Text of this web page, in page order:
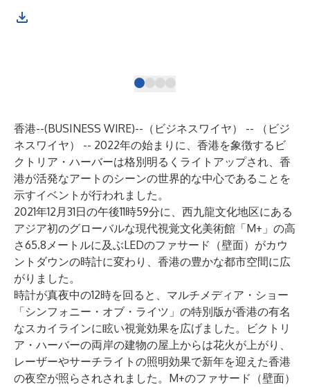
香港--(BUSINESS WIRE)-- （ビジネスワイヤ） -- （ビジ
ネスワイヤ） -- 2022年の始まりに、香港を象徴するビ
クトリア・ハーバーは格別明るくライトアップされ、香
港が活発なアートのシーンの世界的な中心であることを
示すイベントが行われました。
2021年12月31日の午後11時59分に、西九龍文化地区にある
アジア初のグローバルな現代視覚文化美術館「M+」の高
さ65.8メートルに及ぶLEDのファサード（壁面）がカウ
ントダウンの時計に変わり、香港の豊かな都市空間に広
がりました。
時計が真夜中の12時を回ると、マルチメディア・ショー
「シンフォニー・オブ・ライツ」の特別版が香港の有名
なスカイラインに眩い視覚効果を広げました。ビクトリ
ア・ハーバーの両岸の建物の屋上からは花火が上がり、
レーザーやサーチライトの照明効果で新年を迎えた香港
の夜空が照らされされました。M+のファサード（壁面）